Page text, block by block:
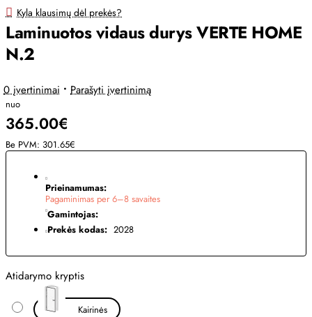
Kyla klausimų dėl prekės?
Laminuotos vidaus durys VERTE HOME
N.2
0 įvertinimai • Parašyti įvertinimą
nuo
365.00€
Be PVM: 301.65€
Prieinamumas:
Pagaminimas per 6–8 savaites
Gamintojas:
Prekės kodas: 2028
Atidarymo kryptis
Kairinės